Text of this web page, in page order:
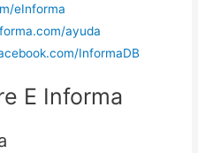
eInforma
ayuda
InformaDB
E Informa